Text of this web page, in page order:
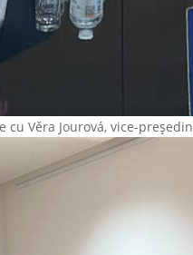
Věra Jourová, vice-